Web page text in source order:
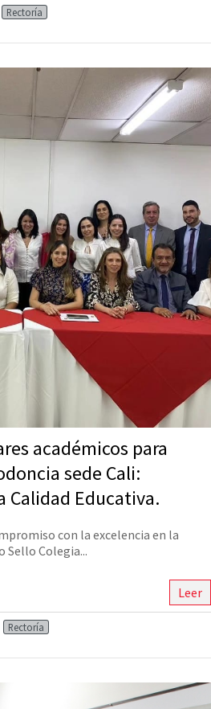
Rectoría
académicos para
sede Cali:
Calidad Educativa.
con la excelencia en la
Sello Colegia...
Leer
Rectoría